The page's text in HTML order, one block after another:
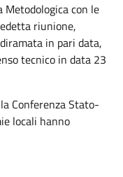
Metodologica con le
riunione,
in pari data,
tecnico in data 23
Conferenza Stato-
locali hanno